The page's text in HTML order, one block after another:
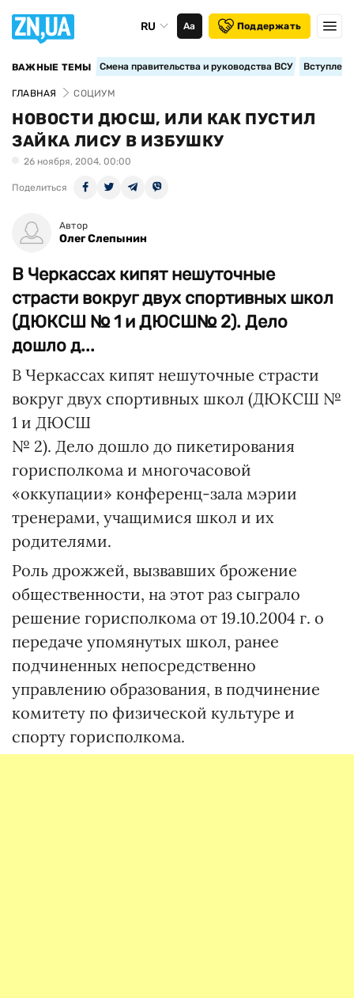
RU Аа Поддержать
ВАЖНЫЕ ТЕМЫ Смена правительства и руководства ВСУ
ГЛАВНАЯ СОЦИУМ
НОВОСТИ ДЮСШ, ИЛИ КАК ПУСТИЛ
ЗАЙКА ЛИСУ В ИЗБУШКУ
26 ноября, 2004, 00:00
Поделиться
Автор
Олег Слепынин
В Черкассах кипят нешуточные
страсти вокруг двух спортивных школ
(ДЮКСШ № 1 и ДЮСШ№ 2). Дело
дошло д...
В Черкассах кипят нешуточные страсти
вокруг двух спортивных школ (ДЮКСШ №
1 и ДЮСШ
№ 2). Дело дошло до пикетирования
горисполкома и многочасовой
«оккупации» конференц-зала мэрии
тренерами, учащимися школ и их
родителями.
Роль дрожжей, вызвавших брожение
общественности, на этот раз сыграло
решение горисполкома от 19.10.2004 г. о
передаче упомянутых школ, ранее
подчиненных непосредственно
управлению образования, в подчинение
комитету по физической культуре и
спорту горисполкома.